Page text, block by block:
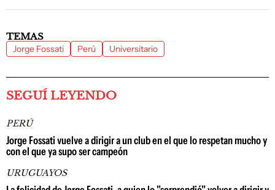
TEMAS
Jorge Fossati Perú Universitario
SEGUÍ LEYENDO
PERÚ
Jorge Fossati vuelve a dirigir a un club en el que lo respetan mucho y
con el que ya supo ser campeón
URUGUAYOS